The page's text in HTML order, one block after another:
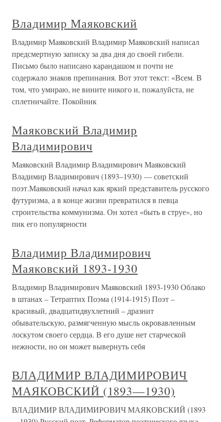
Владимир Маяковский
Владимир Маяковский Владимир Маяковский написал
предсмертную записку за два дня до своей гибели.
Письмо было написано карандашом и почти не
содержало знаков препинания. Вот этот текст: «Всем. В
том, что умираю, не вините никого и, пожалуйста, не
сплетничайте. Покойник
Маяковский Владимир
Владимирович
Маяковский Владимир Владимирович Маяковский
Владимир Владимирович (1893–1930) — советский
поэт.Маяковский начал как яркий представитель русского
футуризма, а в конце жизни превратился в певца
строительства коммунизма. Он хотел «быть в струе», но
пик его популярности
Владимир Владимирович
Маяковский 1893-1930
Владимир Владимирович Маяковский 1893-1930 Облако
в штанах – Тетраптих Поэма (1914-1915) Поэт –
красивый, двадцатидвухлетний – дразнит
обывательскую, размягченную мысль окровавленным
лоскутом своего сердца. В его душе нет старческой
нежности, но он может вывернуть себя
ВЛАДИМИР ВЛАДИМИРОВИЧ
МАЯКОВСКИЙ (1893—1930)
ВЛАДИМИР ВЛАДИМИРОВИЧ МАЯКОВСКИЙ (1893